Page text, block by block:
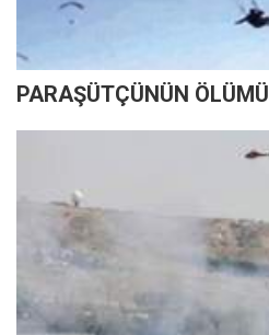
PARAŞÜTÇÜNÜN ÖLÜMÜ